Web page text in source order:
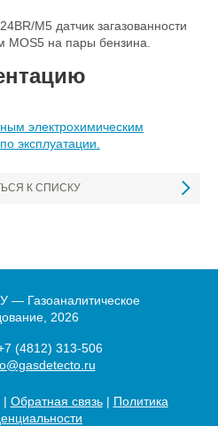
M5 датчик загазованности
на пары бензина.
электрохимическим
эксплуатации.
К СПИСКУ
— Газоаналитическое
2026
(4812) 313-506
| Обратная связь| Политика